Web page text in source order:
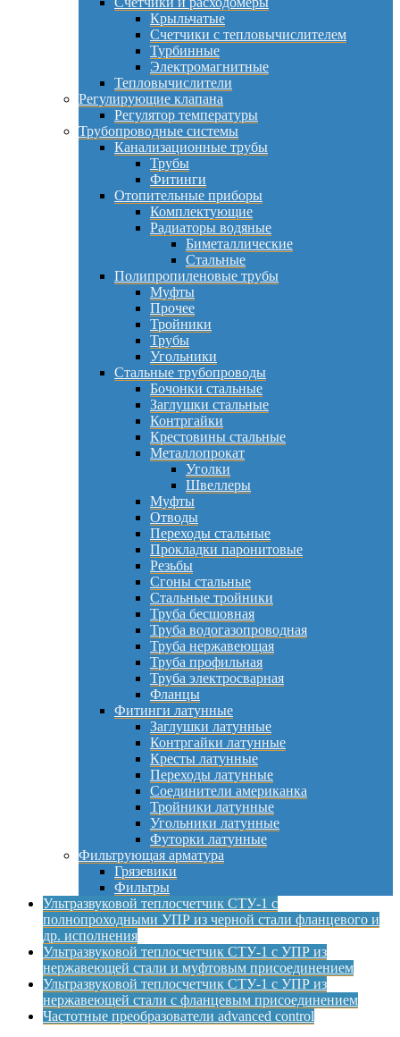
Крыльчатые
Счетчики с тепловычислителем
Турбинные
Электромагнитные
Тепловычислители
Регулирующие клапана
Регулятор температуры
Трубопроводные системы
Канализационные трубы
Трубы
Фитинги
Отопительные приборы
Комплектующие
Радиаторы водяные
Биметаллические
Стальные
Полипропиленовые трубы
Муфты
Прочее
Тройники
Трубы
Угольники
Стальные трубопроводы
Бочонки стальные
Заглушки стальные
Контргайки
Крестовины стальные
Металлопрокат
Уголки
Швеллеры
Муфты
Отводы
Переходы стальные
Прокладки паронитовые
Резьбы
Сгоны стальные
Стальные тройники
Труба бесшовная
Труба водогазопроводная
Труба нержавеющая
Труба профильная
Труба электросварная
Фланцы
Фитинги латунные
Заглушки латунные
Контргайки латунные
Кресты латунные
Переходы латунные
Соединители американка
Тройники латунные
Угольники латунные
Футорки латунные
Фильтрующая арматура
Грязевики
Фильтры
Ультразвуковой теплосчетчик СТУ-1 с
полнопроходными УПР из черной стали фланцевого и
др. исполнения
Ультразвуковой теплосчетчик СТУ-1 с УПР из
нержавеющей стали и муфтовым присоединением
Ультразвуковой теплосчетчик СТУ-1 с УПР из
нержавеющей стали с фланцевым присоединением
Частотные преобразователи advanced control